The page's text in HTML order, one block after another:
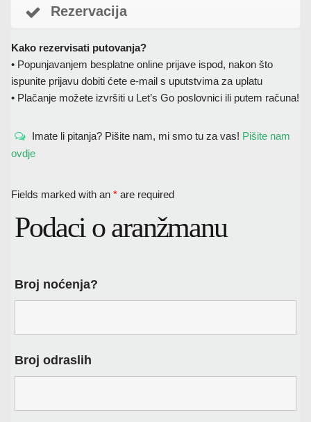
Rezervacija
Kako rezervisati putovanja?
• Popunjavanjem besplatne online prijave ispod, nakon što
ispunite prijavu dobiti ćete e-mail s uputstvima za uplatu
• Plačanje možete izvršiti u Let’s Go poslovnici ili putem računa!
Imate li pitanja? Pišite nam, mi smo tu za vas! Pišite nam
ovdje
Fields marked with an * are required
Podaci o aranžmanu
Broj noćenja?
Broj odraslih